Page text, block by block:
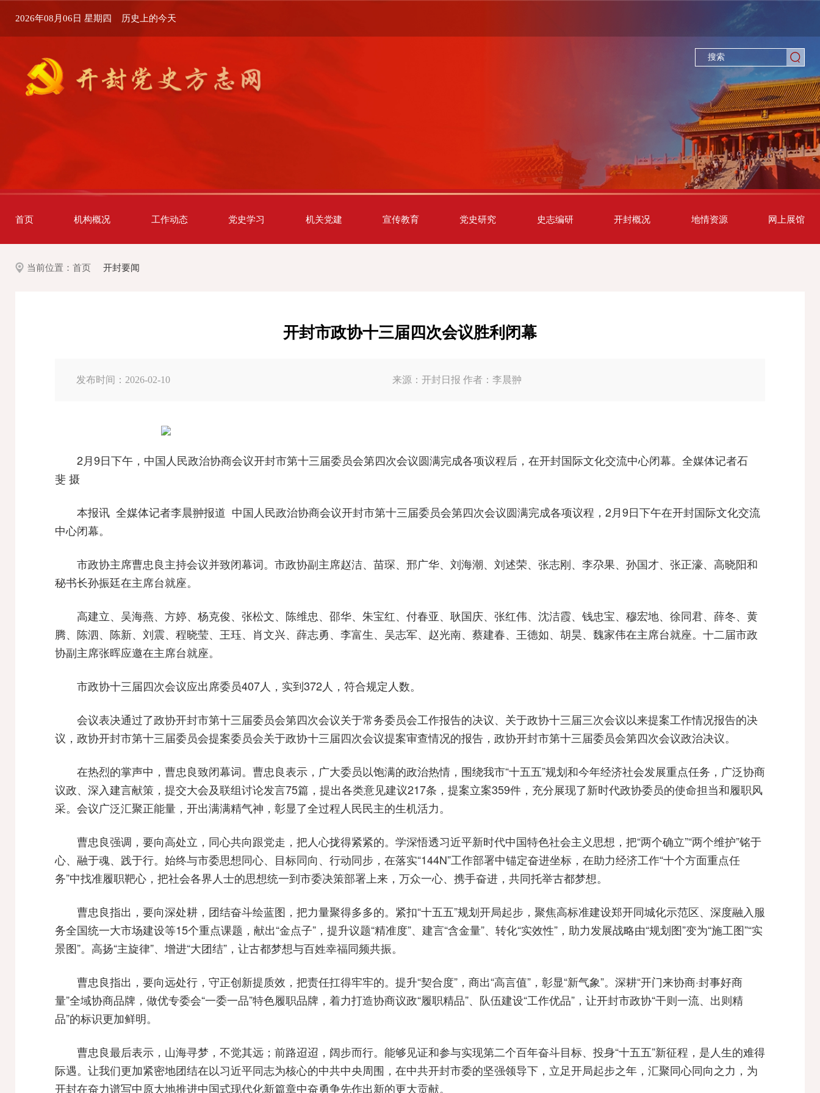
2026年08月06日 星期四 历史上的今天
首页 机构概况 工作动态 党史学习 机关党建 宣传教育 党史研究 史志编研 开封概况 地情资源 网上展馆
当前位置： 首页 开封要闻
开封市政协十三届四次会议胜利闭幕
发布时间：2026-02-10 来源：开封日报 作者：李晨翀
2月9日下午，中国人民政治协商会议开封市第十三届委员会第四次会议圆满完成各项议程后，在开封国际文化交流中心闭幕。全媒体记者石
斐 摄
本报讯 全媒体记者李晨翀报道 中国人民政治协商会议开封市第十三届委员会第四次会议圆满完成各项议程，2月9日下午在开封国际文化交流
中心闭幕。
市政协主席曹忠良主持会议并致闭幕词。市政协副主席赵洁、苗琛、邢广华、刘海潮、刘述荣、张志刚、李尕果、孙国才、张正濠、高晓阳和
秘书长孙振廷在主席台就座。
高建立、吴海燕、方婷、杨克俊、张松文、陈维忠、邵华、朱宝红、付春亚、耿国庆、张红伟、沈洁霞、钱忠宝、穆宏地、徐同君、薛冬、黄
腾、陈泗、陈新、刘震、程晓莹、王珏、肖文兴、薛志勇、李富生、吴志军、赵光南、蔡建春、王德如、胡昊、魏家伟在主席台就座。十二届市政
协副主席张晖应邀在主席台就座。
市政协十三届四次会议应出席委员407人，实到372人，符合规定人数。
会议表决通过了政协开封市第十三届委员会第四次会议关于常务委员会工作报告的决议、关于政协十三届三次会议以来提案工作情况报告的决
议，政协开封市第十三届委员会提案委员会关于政协十三届四次会议提案审查情况的报告，政协开封市第十三届委员会第四次会议政治决议。
在热烈的掌声中，曹忠良致闭幕词。曹忠良表示，广大委员以饱满的政治热情，围绕我市“十五五”规划和今年经济社会发展重点任务，广泛协商
议政、深入建言献策，提交大会及联组讨论发言75篇，提出各类意见建议217条，提案立案359件，充分展现了新时代政协委员的使命担当和履职风
采。会议广泛汇聚正能量，开出满满精气神，彰显了全过程人民民主的生机活力。
曹忠良强调，要向高处立，同心共向跟党走，把人心拢得紧紧的。学深悟透习近平新时代中国特色社会主义思想，把“两个确立”“两个维护”铭于
心、融于魂、践于行。始终与市委思想同心、目标同向、行动同步，在落实“144N”工作部署中锚定奋进坐标，在助力经济工作“十个方面重点任
务”中找准履职靶心，把社会各界人士的思想统一到市委决策部署上来，万众一心、携手奋进，共同托举古都梦想。
曹忠良指出，要向深处耕，团结奋斗绘蓝图，把力量聚得多多的。紧扣“十五五”规划开局起步，聚焦高标准建设郑开同城化示范区、深度融入服
务全国统一大市场建设等15个重点课题，献出“金点子”，提升议题“精准度”、建言“含金量”、转化“实效性”，助力发展战略由“规划图”变为“施工图”“实
景图”。高扬“主旋律”、增进“大团结”，让古都梦想与百姓幸福同频共振。
曹忠良指出，要向远处行，守正创新提质效，把责任扛得牢牢的。提升“契合度”，商出“高言值”，彰显“新气象”。深耕“开门来协商·封事好商
量”全域协商品牌，做优专委会“一委一品”特色履职品牌，着力打造协商议政“履职精品”、队伍建设“工作优品”，让开封市政协“干则一流、出则精
品”的标识更加鲜明。
曹忠良最后表示，山海寻梦，不觉其远；前路迢迢，阔步而行。能够见证和参与实现第二个百年奋斗目标、投身“十五五”新征程，是人生的难得
际遇。让我们更加紧密地团结在以习近平同志为核心的中共中央周围，在中共开封市委的坚强领导下，立足开局起步之年，汇聚同心同向之力，为
开封在奋力谱写中原大地推进中国式现代化新篇章中奋勇争先作出新的更大贡献。